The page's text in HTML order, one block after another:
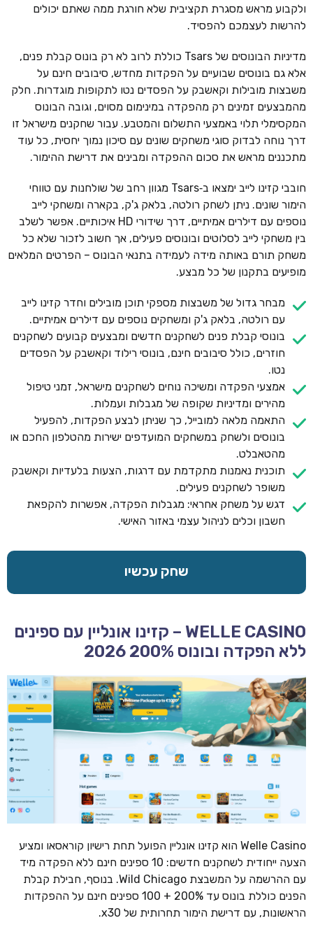
ולקבוע מראש מסגרת תקציבית שלא חורגת ממה שאתם יכולים
להרשות לעצמכם להפסיד.
מדיניות הבונוסים של Tsars כוללת לרוב לא רק בונוס קבלת פנים,
אלא גם בונוסים שבועיים על הפקדות מחדש, סיבובים חינם על
משבצות מובילות וקאשבק על הפסדים נטו לתקופות מוגדרות. חלק
מהמבצעים זמינים רק מהפקדה במינימום מסוים, וגובה הבונוס
המקסימלי תלוי באמצעי התשלום והמטבע. עבור שחקנים מישראל זו
דרך נוחה לבדוק סוגי משחקים שונים עם סיכון נמוך יחסית, כל עוד
מתכננים מראש את סכום ההפקדה ומבינים את דרישת ההימור.
חובבי קזינו לייב ימצאו ב‑Tsars מגוון רחב של שולחנות עם טווחי
הימור שונים. ניתן לשחק רולטה, בלאק ג'ק, בקארה ומשחקי לייב
נוספים עם דילרים אמיתיים, דרך שידורי HD איכותיים. אפשר לשלב
בין משחקי לייב לסלוטים ובונוסים פעילים, אך חשוב לזכור שלא כל
משחק תורם באותה מידה לעמידה בתנאי הבונוס – הפרטים המלאים
מופיעים בתקנון של כל מבצע.
מבחר גדול של משבצות מספקי תוכן מובילים וחדר קזינו לייב
עם רולטה, בלאק ג'ק ומשחקים נוספים עם דילרים אמיתיים.
בונוסי קבלת פנים לשחקנים חדשים ומבצעים קבועים לשחקנים
חוזרים, כולל סיבובים חינם, בונוסי רילוד וקאשבק על הפסדים
נטו.
אמצעי הפקדה ומשיכה נוחים לשחקנים מישראל, זמני טיפול
מהירים ומדיניות שקופה של מגבלות ועמלות.
התאמה מלאה למובייל, כך שניתן לבצע הפקדות, להפעיל
בונוסים ולשחק במשחקים המועדפים ישירות מהטלפון החכם או
מהטאבלט.
תוכנית נאמנות מתקדמת עם דרגות, הצעות בלעדיות וקאשבק
משופר לשחקנים פעילים.
דגש על משחק אחראי: מגבלות הפקדה, אפשרות להקפאת
חשבון וכלים לניהול עצמי באזור האישי.
שחק עכשיו
WELLE CASINO – קזינו אונליין עם ספינים
ללא הפקדה ובונוס 200% 2026
Welle Casino הוא קזינו אונליין הפועל תחת רישיון קוראסאו ומציע
הצעה ייחודית לשחקנים חדשים: 10 ספינים חינם ללא הפקדה מיד
עם ההרשמה על המשבצת Wild Chicago. בנוסף, חבילת קבלת
הפנים כוללת בונוס עד 200% + 100 ספינים חינם על ההפקדות
הראשונות, עם דרישת הימור תחרותית של x30.